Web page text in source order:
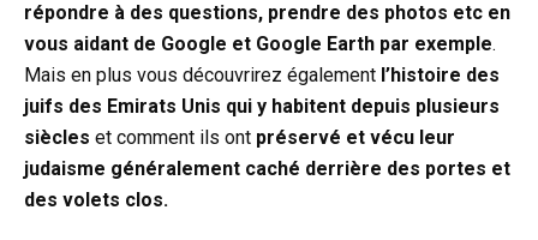
répondre à des questions, prendre des photos etc en
vous aidant de Google et Google Earth par exemple.
Mais en plus vous découvrirez également l’histoire des
juifs des Emirats Unis qui y habitent depuis plusieurs
siècles et comment ils ont préservé et vécu leur
judaisme généralement caché derrière des portes et
des volets clos.